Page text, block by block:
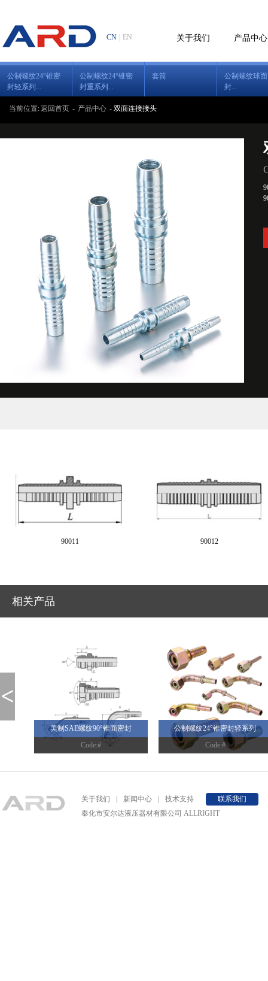
CN EN 关于我们 产品中心
公制螺纹24°锥密
封轻系列...
公制螺纹24°锥密
封重系列...
套筒
公制螺纹球
封...
当前位置:返回首页 - 产品中心 - 双面连接接头
90011 90012
相关产品
<
美制SAE螺纹90°锥面密封
Code:#
公制螺纹24°锥密封轻系列
Code:#
关于我们 新闻中心 技术支持
联系我们
奉化市安尔达液压器材有限公司 ALLRIGHT